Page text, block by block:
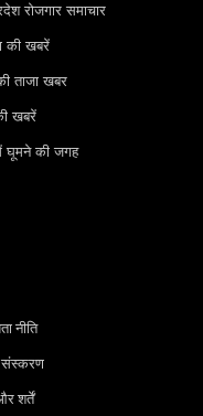
रोजगार समाचार
की खबरें
ताजा खबर
खबरें
घूमने की जगह
नीति
संस्करण
शर्तें